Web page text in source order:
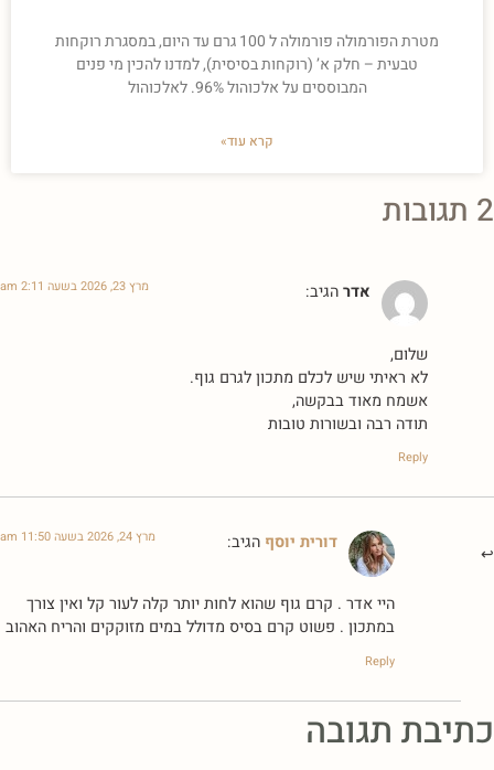
מטרת הפורמולה פורמולה ל 100 גרם עד היום, במסגרת רוקחות
טבעית – חלק א’ (רוקחות בסיסית), למדנו להכין מי פנים
המבוססים על אלכוהול 96%. לאלכוהול
קרא עוד»
2 תגובות
אדרהגיב: מרץ 23, 2026 בשעה 2:11 am
שלום,
לא ראיתי שיש לכלם מתכון לגרם גוף.
אשמח מאוד בבקשה,
תודה רבה ובשורות טובות
Reply
דורית יוסף הגיב: מרץ 24, 2026 בשעה 11:50 am
היי אדר . קרם גוף שהוא לחות יותר קלה לעור קל ואין צורך
במתכון . פשוט קרם בסיס מדולל במים מזוקקים והריח האהוב
Reply
כתיבת תגובה